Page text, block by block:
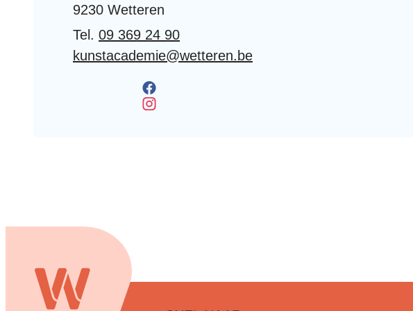
,9230 Wetteren
09 369 24 90
E-mailkunstacademie@wetteren.be
KUNSTacademie
KUNSTacademie